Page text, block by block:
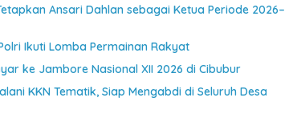
Ansari Dahlan sebagai Ketua Periode 2026–
Ikuti Lomba Permainan Rakyat
ke Jambore Nasional XII 2026 di Cibubur
KKN Tematik, Siap Mengabdi di Seluruh Desa